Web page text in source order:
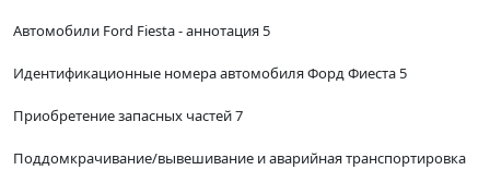
Автомобили Ford Fiesta - аннотация 5
Идентификационные номера автомобиля Форд Фиеста 5
Приобретение запасных частей 7
Поддомкрачивание/вывешивание и аварийная транспортировка